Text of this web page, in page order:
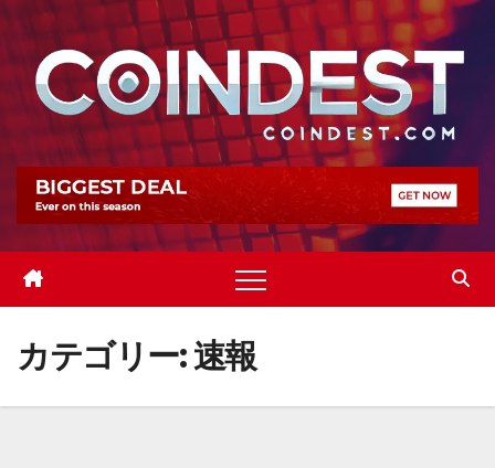
Skip
content
カテゴリー:速報